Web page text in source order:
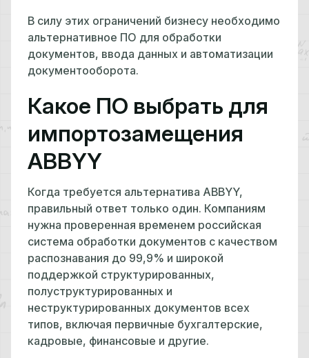
В силу этих ограничений бизнесу необходимо
альтернативное ПО для обработки
документов, ввода данных и автоматизации
документооборота.
Какое ПО выбрать для
импортозамещения
ABBYY
Когда требуется альтернатива ABBYY,
правильный ответ только один. Компаниям
нужна проверенная временем российская
система обработки документов с качеством
распознавания до 99,9% и широкой
поддержкой структурированных,
полуструктурированных и
неструктурированных документов всех
типов, включая первичные бухгалтерские,
кадровые, финансовые и другие.